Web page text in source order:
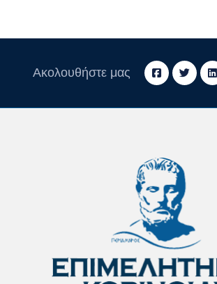
Ακολουθήστε μας